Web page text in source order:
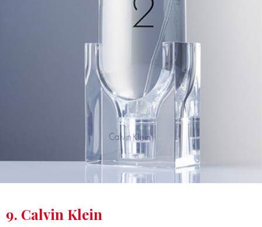
9. Calvin Klein